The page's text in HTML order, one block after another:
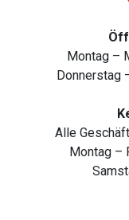
Montag –
Donnerstag
Alle
Montag –